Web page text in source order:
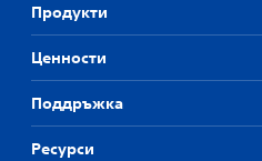
Продукти
Ценности
Поддръжка
Ресурси